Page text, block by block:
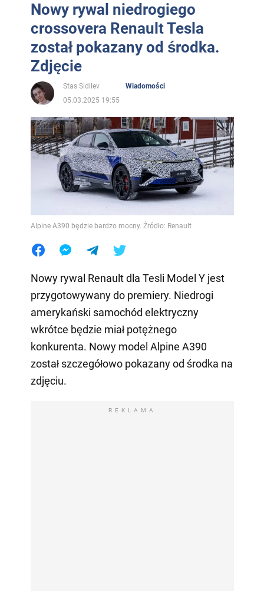
Nowy rywal niedrogiego
crossovera Renault Tesla
został pokazany od środka.
Zdjęcie
Stas Sidilev
Wiadomości
05.03.2025 19:55
Alpine A390 będzie bardzo mocny. Źródło: Renault
Nowy rywal Renault dla Tesli Model Y jest
przygotowywany do premiery. Niedrogi
amerykański samochód elektryczny
wkrótce będzie miał potężnego
konkurenta. Nowy model Alpine A390
został szczegółowo pokazany od środka na
zdjęciu.
REKLAMA